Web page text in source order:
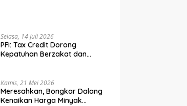
Selasa, 14 Juli 2026
PFI: Tax Credit Dorong
Kepatuhan Berzakat dan
Kamis, 21 Mei 2026
Meresahkan, Bongkar Dalang
Kenaikan Harga Minyak